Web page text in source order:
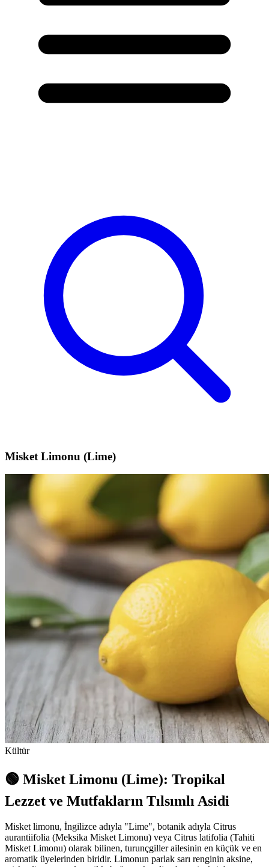
Misket Limonu (Lime)
Kültür
🟢 Misket Limonu (Lime): Tropikal
Lezzet ve Mutfakların Tılsımlı Asidi
Misket limonu, İngilizce adıyla "Lime", botanik adıyla Citrus
aurantiifolia (Meksika Misket Limonu) veya Citrus latifolia (Tahiti
Misket Limonu) olarak bilinen, turunçgiller ailesinin en küçük ve en
aromatik üyelerinden biridir. Limonun parlak sarı renginin aksine,